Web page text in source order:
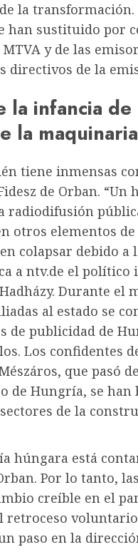
la transformación.
han sustituido por
y de las
directivos de la
la infancia
la
tiene inmensas
de Orban.
radiodifusión
otros elementos
colapsar debido
a ntv.de el
Durante el
al estado se
de publicidad de
Los confidentes
que pasó
de Hungría, se han
de la
húngara está
Por lo tanto,
creíble en el
retroceso
paso en la